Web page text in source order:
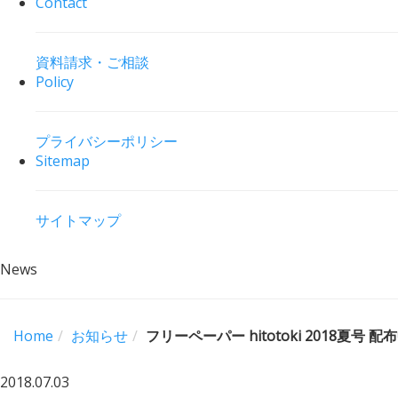
資料請求・ご相談
Policy
プライバシーポリシー
Sitemap
サイトマップ
News
Home お知らせ フリーペーパー hitotoki 2018夏号 配
2018.07.03